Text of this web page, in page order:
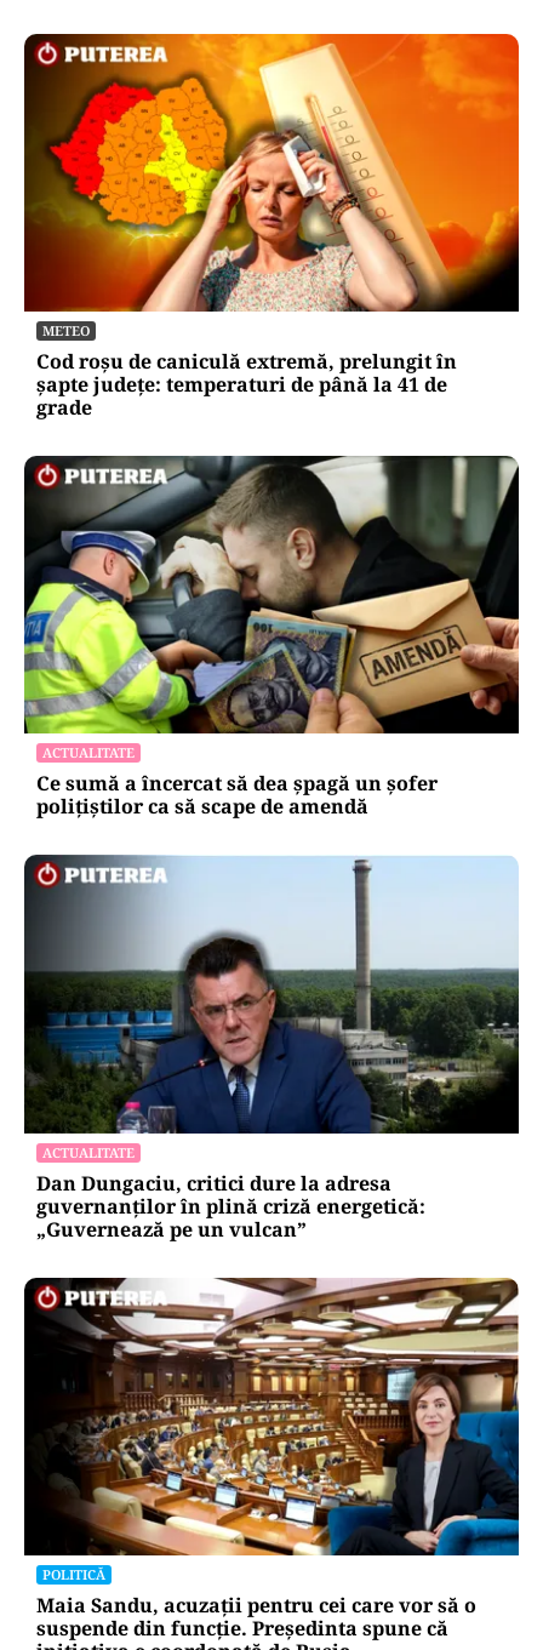
METEO
Cod roșu de caniculă extremă, prelungit în
șapte județe: temperaturi de până la 41 de
grade
ACTUALITATE
Ce sumă a încercat să dea șpagă un șofer
polițiștilor ca să scape de amendă
ACTUALITATE
Dan Dungaciu, critici dure la adresa
guvernanților în plină criză energetică:
„Guvernează pe un vulcan”
POLITICĂ
Maia Sandu, acuzații pentru cei care vor să o
suspende din funcție. Președinta spune că